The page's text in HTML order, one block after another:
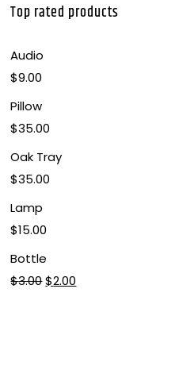
Top rated products
Audio
$9.00
Pillow
$35.00
Oak Tray
$35.00
Lamp
$15.00
Bottle
$3.00$2.00